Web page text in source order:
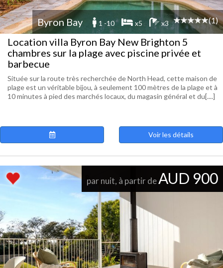
Byron Bay 1 -10 x5 x3 (1)
Location villa Byron Bay New Brighton 5
chambres sur la plage avec piscine privée et
barbecue
Située sur la route très recherchée de North Head, cette maison de
plage est un véritable bijou, à seulement 100 mètres de la plage et à
10 minutes à pied des marchés locaux, du magasin général et du[....]
Voir les détails
par nuit, à partir deAUD 900